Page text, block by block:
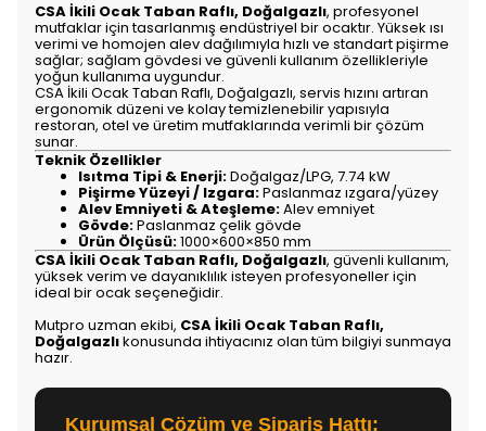
CSA İkili Ocak Taban Raflı, Doğalgazlı, profesyonel
mutfaklar için tasarlanmış endüstriyel bir ocaktır. Yüksek ısı
verimi ve homojen alev dağılımıyla hızlı ve standart pişirme
sağlar; sağlam gövdesi ve güvenli kullanım özellikleriyle
yoğun kullanıma uygundur.
CSA İkili Ocak Taban Raflı, Doğalgazlı, servis hızını artıran
ergonomik düzeni ve kolay temizlenebilir yapısıyla
restoran, otel ve üretim mutfaklarında verimli bir çözüm
sunar.
Teknik Özellikler
Isıtma Tipi & Enerji:Doğalgaz/LPG, 7.74 kW
Pişirme Yüzeyi / Izgara:Paslanmaz ızgara/yüzey
Alev Emniyeti & Ateşleme:Alev emniyet
Gövde:Paslanmaz çelik gövde
Ürün Ölçüsü:1000×600×850 mm
CSA İkili Ocak Taban Raflı, Doğalgazlı, güvenli kullanım,
yüksek verim ve dayanıklılık isteyen profesyoneller için
ideal bir ocak seçeneğidir.
Mutpro uzman ekibi, CSA İkili Ocak Taban Raflı,
Doğalgazlıkonusunda ihtiyacınız olan tüm bilgiyi sunmaya
hazır.
Kurumsal Çözüm ve Sipariş Hattı: